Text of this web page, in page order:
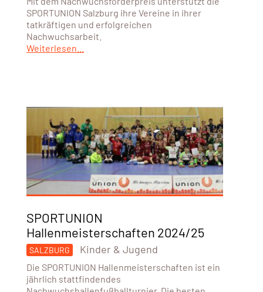
SPORTUNION Salzburg ihre Vereine in ihrer
tatkräftigen und erfolgreichen
Nachwuchsarbeit.
Weiterlesen...
SPORTUNION
Hallenmeisterschaften 2024/25
SALZBURG Kinder & Jugend
Die SPORTUNION Hallenmeisterschaften ist ein
jährlich stattfindendes